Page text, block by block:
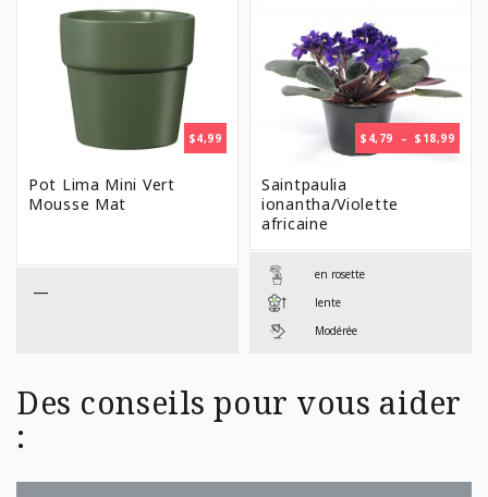
$4,99
Pot Lima Mini Vert
Mousse Mat
—
$ 4,79 – $ 18,99
DE
Saintpaulia
ionantha/Violette
africaine
en rosette
lente
Modérée
Des conseils pour vous aider
: